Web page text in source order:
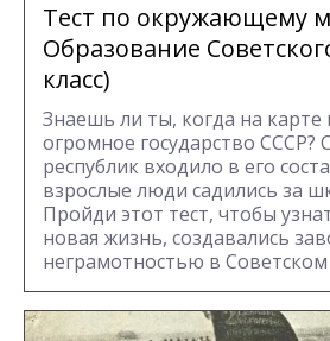
Тест по окружающему
Образование
класс)
Знаешь ли ты, когда на карте
огромное государство СССР?
республик входило в его
взрослые люди садились за
Пройди этот тест, чтобы
новая жизнь, создавались
неграмотностью в